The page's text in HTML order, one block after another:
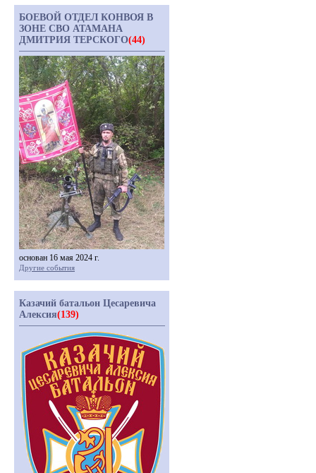
БОЕВОЙ ОТДЕЛ КОНВОЯ В
ЗОНЕ СВО АТАМАНА
ДМИТРИЯ ТЕРСКОГО(44)
основан 16 мая 2024 г.
Другие события
Казачий батальон Цесаревича
Алексия(139)